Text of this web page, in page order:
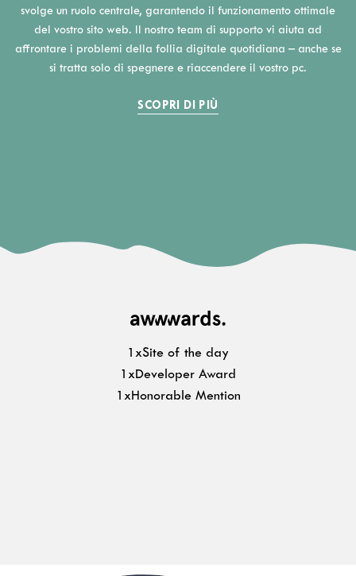
svolge un ruolo centrale, garantendo il funzionamento ottimale
del vostro sito web. Il nostro team di supporto vi aiuta ad
affrontare i problemi della follia digitale quotidiana – anche se
si tratta solo di spegnere e riaccendere il vostro pc.
SCOPRI DI PIÙ
1xSite of the day
1xDeveloper Award
1xHonorable Mention